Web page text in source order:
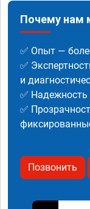
Почему нам
✅ Опыт —
✅
и
✅
✅
Позвонить